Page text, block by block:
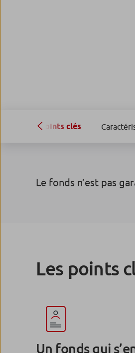
Points clés
Le fonds n’est pas
Les points
Un fonds qui